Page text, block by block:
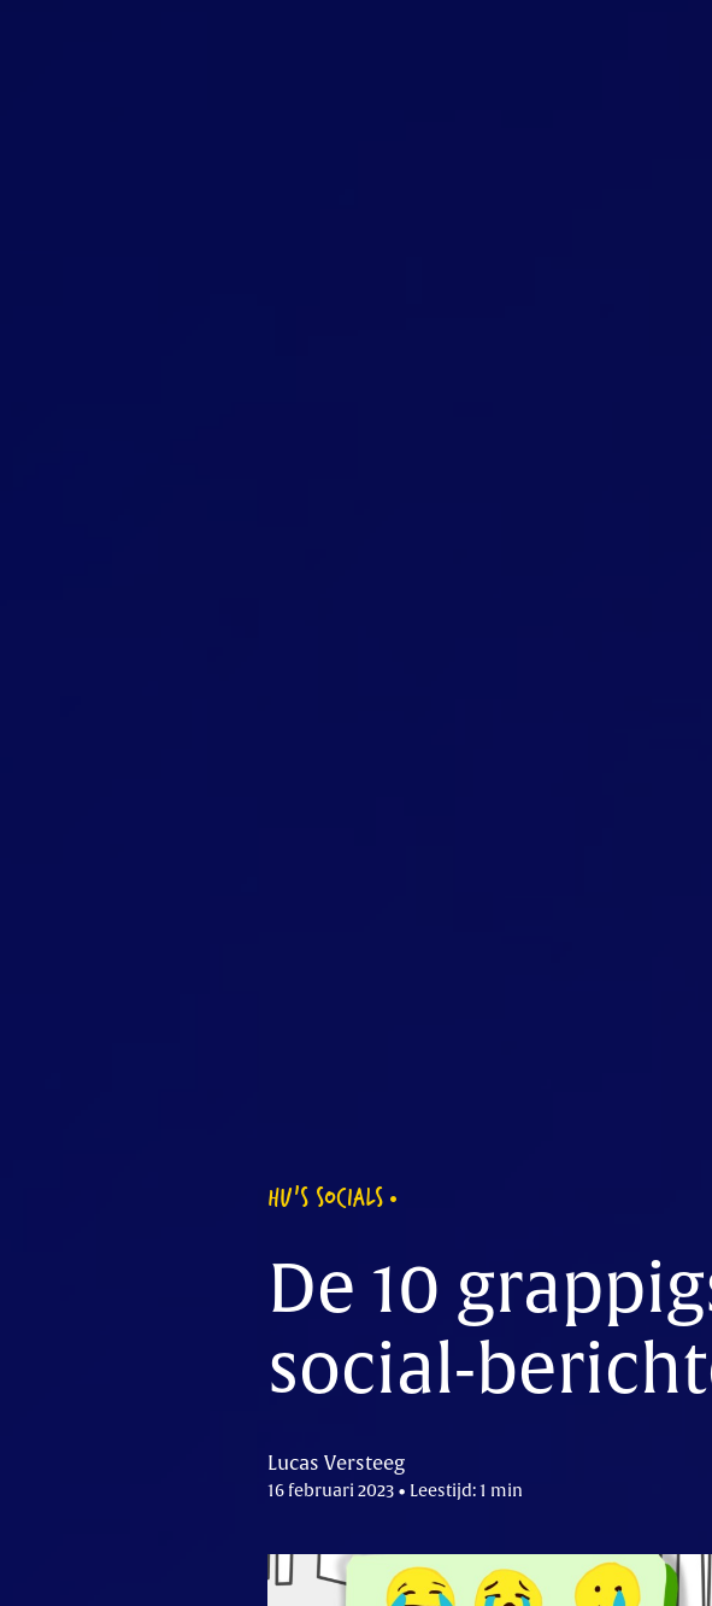
HU'S SOCIALS
De 10
social-
Lucas Versteeg
16 februari 2023 • Leestijd: 1 min